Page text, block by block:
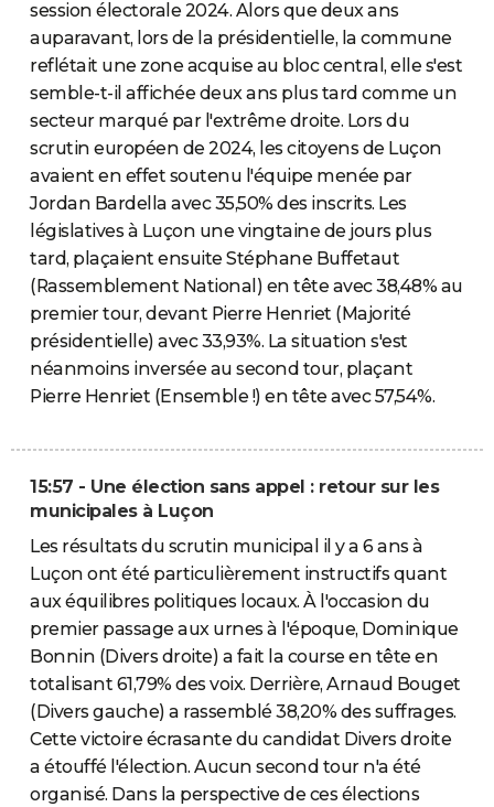
session électorale 2024. Alors que deux ans
auparavant, lors de la présidentielle, la commune
reflétait une zone acquise au bloc central, elle s'est
semble-t-il affichée deux ans plus tard comme un
secteur marqué par l'extrême droite. Lors du
scrutin européen de 2024, les citoyens de Luçon
avaient en effet soutenu l'équipe menée par
Jordan Bardella avec 35,50% des inscrits. Les
législatives à Luçon une vingtaine de jours plus
tard, plaçaient ensuite Stéphane Buffetaut
(Rassemblement National) en tête avec 38,48% au
premier tour, devant Pierre Henriet (Majorité
présidentielle) avec 33,93%. La situation s'est
néanmoins inversée au second tour, plaçant
Pierre Henriet (Ensemble !) en tête avec 57,54%.
15:57 - Une élection sans appel : retour sur les
municipales à Luçon
Les résultats du scrutin municipal il y a 6 ans à
Luçon ont été particulièrement instructifs quant
aux équilibres politiques locaux. À l'occasion du
premier passage aux urnes à l'époque, Dominique
Bonnin (Divers droite) a fait la course en tête en
totalisant 61,79% des voix. Derrière, Arnaud Bouget
(Divers gauche) a rassemblé 38,20% des suffrages.
Cette victoire écrasante du candidat Divers droite
a étouffé l'élection. Aucun second tour n'a été
organisé. Dans la perspective de ces élections